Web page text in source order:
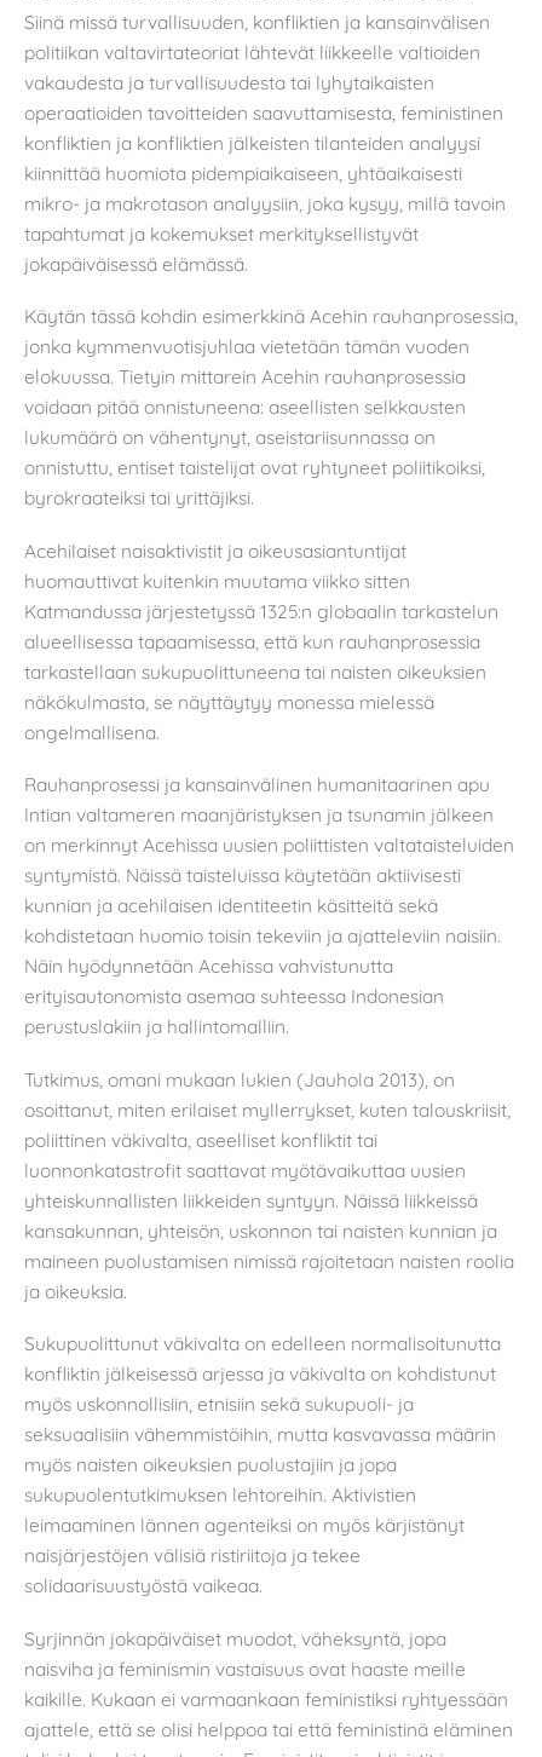
Siinä missä turvallisuuden, konfliktien ja kansainvälisen
politiikan valtavirtateoriat lähtevät liikkeelle valtioiden
vakaudesta ja turvallisuudesta tai lyhytaikaisten
operaatioiden tavoitteiden saavuttamisesta, feministinen
konfliktien ja konfliktien jälkeisten tilanteiden analyysi
kiinnittää huomiota pidempiaikaiseen, yhtäaikaisesti
mikro- ja makrotason analyysiin, joka kysyy, millä tavoin
tapahtumat ja kokemukset merkityksellistyvät
jokapäiväisessä elämässä.
Käytän tässä kohdin esimerkkinä Acehin rauhanprosessia,
jonka kymmenvuotisjuhlaa vietetään tämän vuoden
elokuussa. Tietyin mittarein Acehin rauhanprosessia
voidaan pitää onnistuneena: aseellisten selkkausten
lukumäärä on vähentynyt, aseistariisunnassa on
onnistuttu, entiset taistelijat ovat ryhtyneet poliitikoiksi,
byrokraateiksi tai yrittäjiksi.
Acehilaiset naisaktivistit ja oikeusasiantuntijat
huomauttivat kuitenkin muutama viikko sitten
Katmandussa järjestetyssä 1325:n globaalin tarkastelun
alueellisessa tapaamisessa, että kun rauhanprosessia
tarkastellaan sukupuolittuneena tai naisten oikeuksien
näkökulmasta, se näyttäytyy monessa mielessä
ongelmallisena.
Rauhanprosessi ja kansainvälinen humanitaarinen apu
Intian valtameren maanjäristyksen ja tsunamin jälkeen
on merkinnyt Acehissa uusien poliittisten valtataisteluiden
syntymistä. Näissä taisteluissa käytetään aktiivisesti
kunnian ja acehilaisen identiteetin käsitteitä sekä
kohdistetaan huomio toisin tekeviin ja ajatteleviin naisiin.
Näin hyödynnetään Acehissa vahvistunutta
erityisautonomista asemaa suhteessa Indonesian
perustuslakiin ja hallintomalliin.
Tutkimus, omani mukaan lukien (Jauhola 2013), on
osoittanut, miten erilaiset myllerrykset, kuten talouskriisit,
poliittinen väkivalta, aseelliset konfliktit tai
luonnonkatastrofit saattavat myötävaikuttaa uusien
yhteiskunnallisten liikkeiden syntyyn. Näissä liikkeissä
kansakunnan, yhteisön, uskonnon tai naisten kunnian ja
maineen puolustamisen nimissä rajoitetaan naisten roolia
ja oikeuksia.
Sukupuolittunut väkivalta on edelleen normalisoitunutta
konfliktin jälkeisessä arjessa ja väkivalta on kohdistunut
myös uskonnollisiin, etnisiin sekä sukupuoli- ja
seksuaalisiin vähemmistöihin, mutta kasvavassa määrin
myös naisten oikeuksien puolustajiin ja jopa
sukupuolentutkimuksen lehtoreihin. Aktivistien
leimaaminen lännen agenteiksi on myös kärjistänyt
naisjärjestöjen välisiä ristiriitoja ja tekee
solidaarisuustyöstä vaikeaa.
Syrjinnän jokapäiväiset muodot, väheksyntä, jopa
naisviha ja feminismin vastaisuus ovat haaste meille
kaikille. Kukaan ei varmaankaan feministiksi ryhtyessään
ajattele, että se olisi helppoa tai että feministinä eläminen